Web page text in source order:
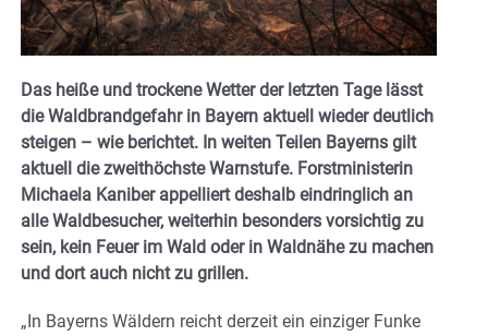
Das heiße und trockene Wetter der letzten Tage lässt
die Waldbrandgefahr in Bayern aktuell wieder deutlich
steigen – wie berichtet. In weiten Teilen Bayerns gilt
aktuell die zweithöchste Warnstufe. Forstministerin
Michaela Kaniber appelliert deshalb eindringlich an
alle Waldbesucher, weiterhin besonders vorsichtig zu
sein, kein Feuer im Wald oder in Waldnähe zu machen
und dort auch nicht zu grillen.
„In Bayerns Wäldern reicht derzeit ein einziger Funke